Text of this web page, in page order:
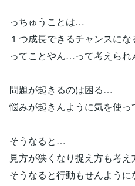
っちゅうことは…
１つ成長できるチャンスにな
ってことやん…って考えられ
問題が起きるのは困る…
悩みが起きんように気を使
そうなると…
見方が狭くなり捉え方も考
そうなると行動もせんように